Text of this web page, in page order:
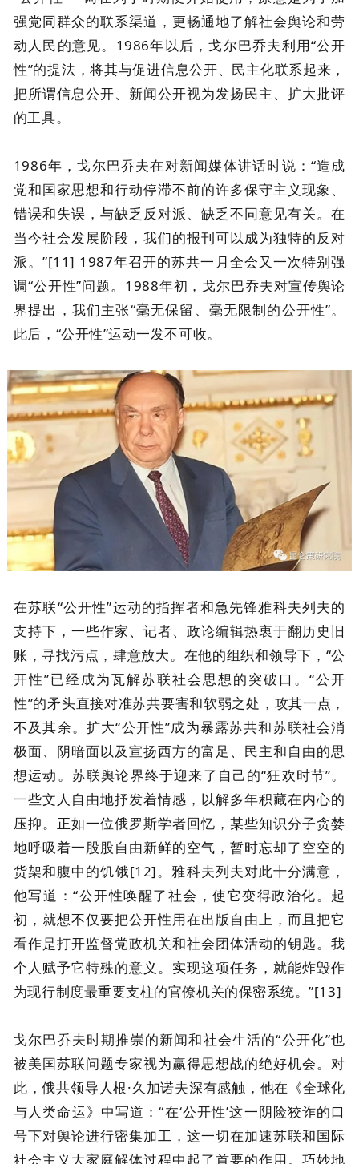
强党同群众的联系渠道，更畅通地了解社会舆论和劳
动人民的意见。1986年以后，戈尔巴乔夫利用“公开
性”的提法，将其与促进信息公开、民主化联系起来，
把所谓信息公开、新闻公开视为发扬民主、扩大批评
的工具。
1986年，戈尔巴乔夫在对新闻媒体讲话时说：“造成
党和国家思想和行动停滞不前的许多保守主义现象、
错误和失误，与缺乏反对派、缺乏不同意见有关。在
当今社会发展阶段，我们的报刊可以成为独特的反对
派。”[11] 1987年召开的苏共一月全会又一次特别强
调“公开性”问题。1988年初，戈尔巴乔夫对宣传舆论
界提出，我们主张“毫无保留、毫无限制的公开性”。
此后，“公开性”运动一发不可收。
在苏联“公开性”运动的指挥者和急先锋雅科夫列夫的
支持下，一些作家、记者、政论编辑热衷于翻历史旧
账，寻找污点，肆意放大。在他的组织和领导下，“公
开性”已经成为瓦解苏联社会思想的突破口。“公开
性”的矛头直接对准苏共要害和软弱之处，攻其一点，
不及其余。扩大“公开性”成为暴露苏共和苏联社会消
极面、阴暗面以及宣扬西方的富足、民主和自由的思
想运动。苏联舆论界终于迎来了自己的“狂欢时节”。
一些文人自由地抒发着情感，以解多年积藏在内心的
压抑。正如一位俄罗斯学者回忆，某些知识分子贪婪
地呼吸着一股股自由新鲜的空气，暂时忘却了空空的
货架和腹中的饥饿[12]。雅科夫列夫对此十分满意，
他写道：“公开性唤醒了社会，使它变得政治化。起
初，就想不仅要把公开性用在出版自由上，而且把它
看作是打开监督党政机关和社会团体活动的钥匙。我
个人赋予它特殊的意义。实现这项任务，就能炸毁作
为现行制度最重要支柱的官僚机关的保密系统。”[13]
戈尔巴乔夫时期推崇的新闻和社会生活的“公开化”也
被美国苏联问题专家视为赢得思想战的绝好机会。对
此，俄共领导人根·久加诺夫深有感触，他在《全球化
与人类命运》中写道：“在‘公开性’这一阴险狡诈的口
号下对舆论进行密集加工，这一切在加速苏联和国际
社会主义大家庭解体过程中起了首要的作用。巧妙地